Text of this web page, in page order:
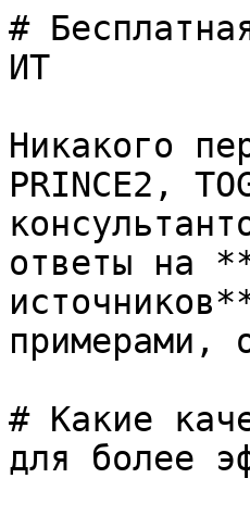
#
ИТ
Никакого
PRINCE2,
ответы на
примерами,
# Какие
для более